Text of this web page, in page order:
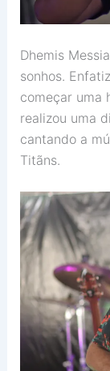
Dhemis
sonhos.
começar uma
realizou uma
cantando a
Titãns.